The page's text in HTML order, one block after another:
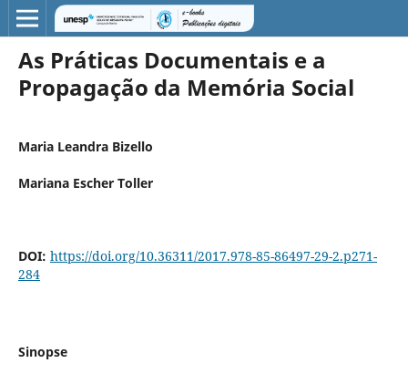
As Práticas Documentais e a
Propagação da Memória Social
Maria Leandra Bizello
Mariana Escher Toller
DOI: https://doi.org/10.36311/2017.978-85-86497-29-2.p271-
284
Sinopse